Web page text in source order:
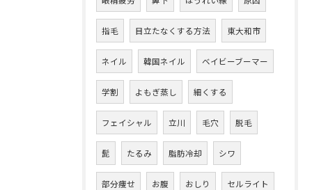
指毛 目立たなくする方法 東大和市
ネイル 韓国ネイル ベイビーブーマー
学割 よもぎ蒸し 細くする
フェイシャル 立川 毛穴 脱毛
髭 たるみ 脂肪冷却 シワ
部分痩せ お腹 おしり セルライト